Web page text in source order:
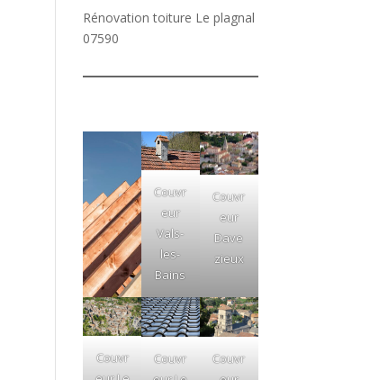
Rénovation toiture Le plagnal
07590
Couvr
eur
Vals-
les-
Bains
Couvr
eur
Dave
zieux
Couvr
Couvr
Couvr